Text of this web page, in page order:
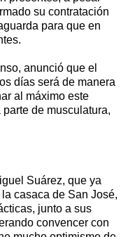
su contratación
para que en
anunció que el
días será de manera
al máximo este
de musculatura,
Suárez, que ya
casaca de San José,
junto a sus
convencer con